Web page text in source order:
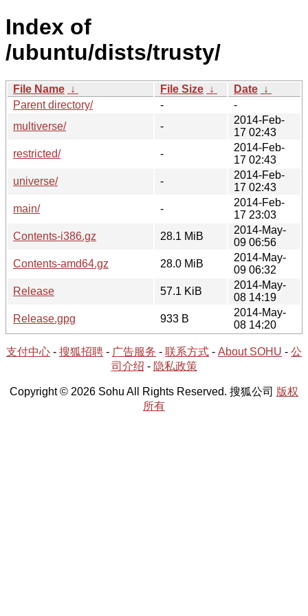
Index of
/ubuntu/dists/trusty/
File Name ↓ File Size ↓ Date ↓
Parent directory/
-
-
multiverse/
-
2014-Feb-
17 02:43
restricted/
-
2014-Feb-
17 02:43
universe/
-
2014-Feb-
17 02:43
main/
-
2014-Feb-
17 23:03
Contents-i386.gz
28.1 MiB
2014-May-
09 06:56
Contents-amd64.gz
28.0 MiB
2014-May-
09 06:32
Release
57.1 KiB
2014-May-
08 14:19
Release.gpg
933 B
2014-May-
08 14:20
支付中心 - 搜狐招聘 - 广告服务 - 联系方式 - About SOHU - 公
司介绍 - 隐私政策
Copyright © 2026 Sohu All Rights Reserved. 搜狐公司 版权
所有